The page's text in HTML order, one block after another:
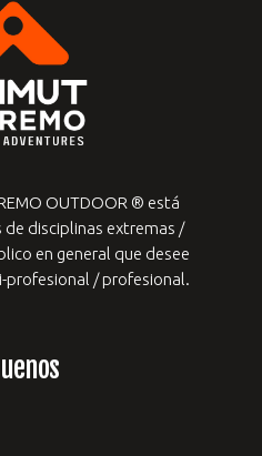
OUTDOOR ® está
de disciplinas extremas /
en general que desee
profesional / profesional.